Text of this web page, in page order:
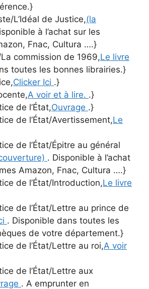
L’Idéal de Justice,(la
à l’achat sur les
Fnac, Cultura ….}
commission de 1969,Le livre
toutes les bonnes librairies.}
Clicker Ici .}
A voir et à lire. .}
de l’État,Ouvrage .}
de l’État/Avertissement,Le
de l’État/Épitre au général
. Disponible à l’achat
Amazon, Fnac, Cultura ….}
de l’État/Introduction,Le livre
de l’État/Lettre au prince de
. Disponible dans toutes les
de votre département.}
de l’État/Lettre au roi,A voir
de l’État/Lettre aux
. A emprunter en